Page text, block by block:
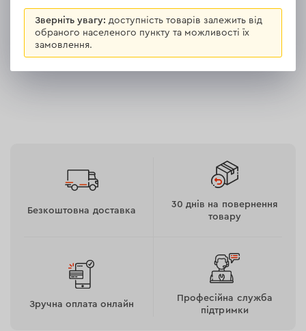
Безкоштовна доставка
30 днів на повернення
товару
Зручна оплата онлайн
Професійна служба
підтримки
Зверніть увагу: доступність товарів залежить від
обраного населеного пункту та можливості їх
замовлення.